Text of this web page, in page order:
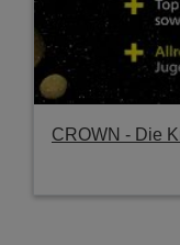
CROWN - Die